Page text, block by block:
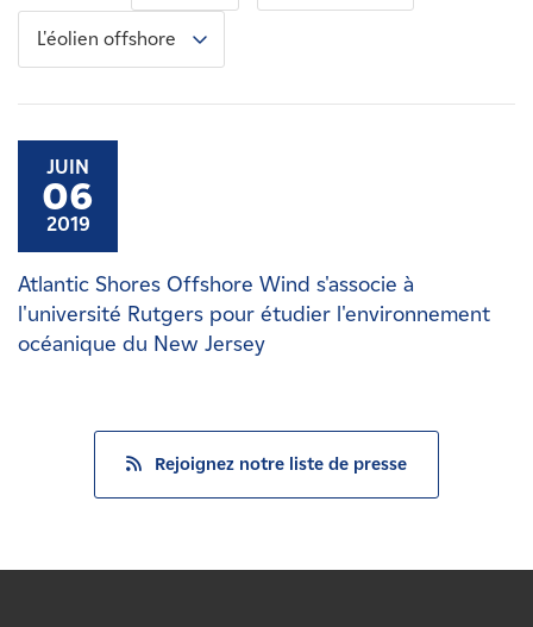
Contactez-nous
L'éolien offshore
JUIN
06
2019
Atlantic Shores Offshore Wind s'associe à
l'université Rutgers pour étudier l'environnement
océanique du New Jersey
Rejoignez notre liste de presse